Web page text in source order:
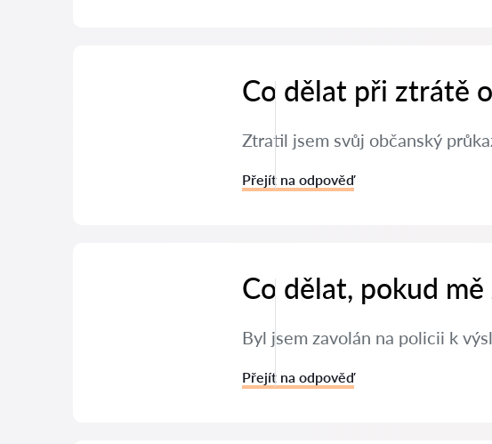
Co dělat při ztrátě
Ztratil jsem svůj občanský
Přejít na odpověď
Co dělat, pokud
Byl jsem zavolán na policii k
Přejít na odpověď